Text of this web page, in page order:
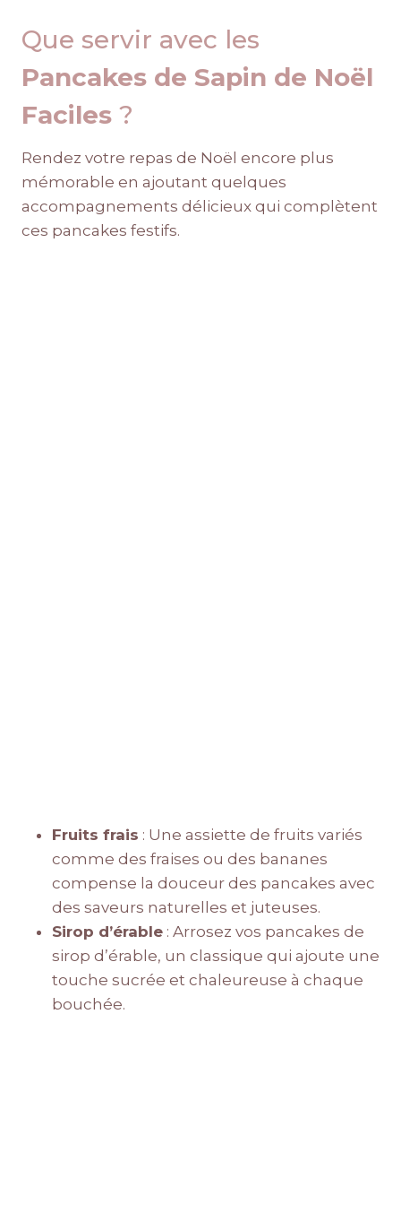
Que servir avec les
Pancakes de Sapin de Noël
Faciles ?
Rendez votre repas de Noël encore plus
mémorable en ajoutant quelques
accompagnements délicieux qui complètent
ces pancakes festifs.
Fruits frais : Une assiette de fruits variés
comme des fraises ou des bananes
compense la douceur des pancakes avec
des saveurs naturelles et juteuses.
Sirop d’érable : Arrosez vos pancakes de
sirop d’érable, un classique qui ajoute une
touche sucrée et chaleureuse à chaque
bouchée.